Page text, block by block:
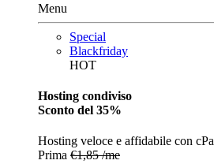
Menu
Special
Blackfriday
HOT
Hosting condiviso
Sconto del 35%
Hosting veloce e affidabile con
Prima €1,85 /me